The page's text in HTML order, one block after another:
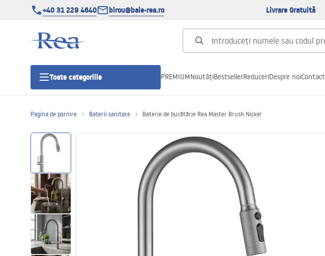
+40 31 229 4640 birou@baie-rea.ro Livrare Gratuită
Toate categoriile
Usi pentru cabine de dus
Cadite de dus
Rigole Liniare
Vase WC si Bideuri
PREMIUMNoutățiBestsellerReduceriDespre noiContact
Pagina de pornire Baterii sanitare Baterie de bucătărie Rea Master Brush Nickel